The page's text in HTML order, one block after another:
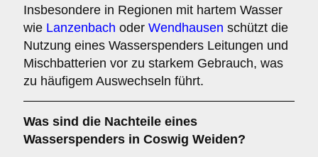
Insbesondere in Regionen mit hartem Wasser
wie Lanzenbach oder Wendhausen schützt die
Nutzung eines Wasserspenders Leitungen und
Mischbatterien vor zu starkem Gebrauch, was
zu häufigem Auswechseln führt.
Was sind die Nachteile eines
Wasserspenders in Coswig Weiden?